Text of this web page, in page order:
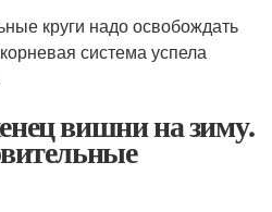
круги надо освобождать
система успела
вишни на зиму.